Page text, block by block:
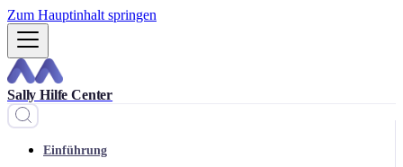
Zum Hauptinhalt springen
Sally Hilfe Center
Einführung